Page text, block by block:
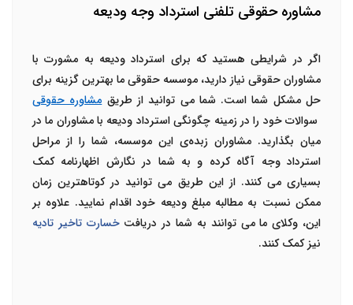
مشاوره حقوقی تلفنی استرداد وجه ودیعه
اگر در شرایطی هستید که برای استرداد ودیعه به مشورت با
مشاوران حقوقی نیاز دارید، موسسه حقوقی ما بهترین گزینه برای
حل مشکل شما است. شما می توانید از طریقمشاوره حقوقی
سوالات خود را در زمینه چگونگی استرداد ودیعه با مشاوران ما در
میان بگذارید. مشاوران زبده‌ی این موسسه، شما را از مراحل
استرداد وجه آگاه کرده و به شما در نگارش اظهارنامه کمک
بسیاری می کنند. از این طریق می توانید در کوتاهترین زمان
ممکن نسبت به مطالبه مبلغ ودیعه خود اقدام نمایید. علاوه بر
این، وکلای ما می توانند به شما در دریافتخسارت تاخیر تادیه
نیز کمک کنند.